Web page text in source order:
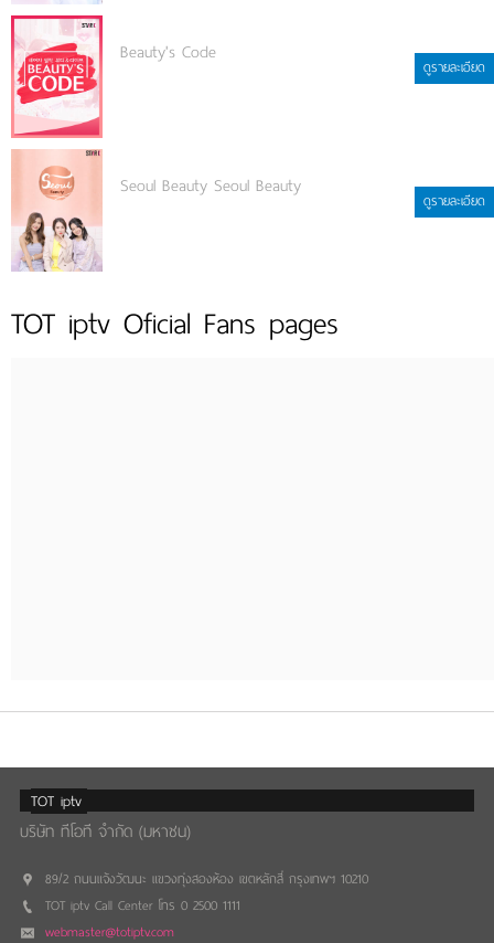
Beauty's Code
ดูรายละเอียด
Seoul Beauty Seoul Beauty
ดูรายละเอียด
TOT iptv Oficial Fans pages
TOT iptv
บริษัท ทีโอที จำกัด (มหาชน)
89/2 ถนนแจ้งวัฒนะ แขวงทุ่งสองห้อง เขตหลักสี่ กรุงเทพฯ 10210
TOT iptv Call Center โทร 0 2500 1111
webmaster@totiptv.com